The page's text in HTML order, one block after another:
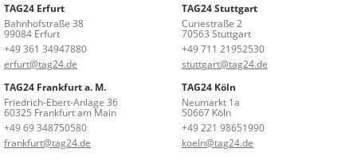
TAG24 Erfurt
Bahnhofstraße 38
99084 Erfurt
+49 361 34947880
erfurt@tag24.de
TAG24 Stuttgart
Curiestraße 2
70563 Stuttgart
+49 711 21952530
stuttgart@tag24.de
TAG24 Frankfurt a. M.
Friedrich-Ebert-Anlage 36
60325 Frankfurt am Main
+49 69 348750580
frankfurt@tag24.de
TAG24 Köln
Neumarkt 1a
50667 Köln
+49 221 98651990
koeln@tag24.de